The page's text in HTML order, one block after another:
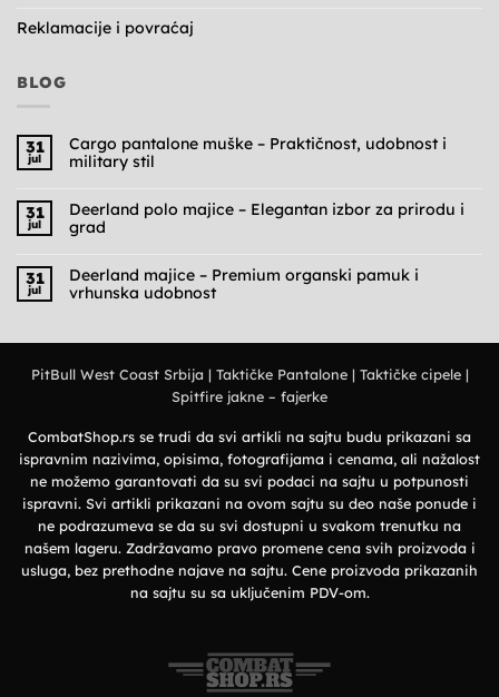
Reklamacije i povraćaj
BLOG
31
jul
Cargo pantalone muške – Praktičnost, udobnost i
military stil
na
Cargo
pantalone
muške
Praktičnost,
udobnost
i
military
31
jul
Deerland polo majice – Elegantan izbor za prirodu i
grad
na
Deerland
polo
izbor
prirodu
i
31
jul
Deerland majice – Premium organski pamuk i
vrhunska udobnost
–
vrhunska
udobnost
PitBull West Coast Srbija | Taktičke Pantalone| Taktičke cipele|
Spitfire jakne – fajerke
CombatShop.rs se trudi da svi artikli na sajtu budu prikazani sa
ispravnim nazivima, opisima, fotografijama i cenama, ali nažalost
ne možemo garantovati da su svi podaci na sajtu u potpunosti
ispravni. Svi artikli prikazani na ovom sajtu su deo naše ponude i
ne podrazumeva se da su svi dostupni u svakom trenutku na
našem lageru. Zadržavamo pravo promene cena svih proizvoda i
usluga, bez prethodne najave na sajtu. Cene proizvoda prikazanih
na sajtu su sa uključenim PDV-om.